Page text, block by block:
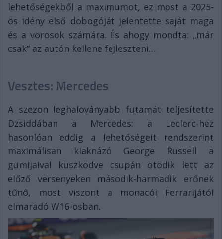
lehetőségekből a maximumot, ez most a 2025-
ös idény első dobogóját jelentette saját maga
és a vörösök számára. És ahogy mondta: „már
csak” az autón kellene fejleszteni…
Vesztes: Mercedes
A szezon leghaloványabb futamát teljesítette
Dzsiddában a Mercedes: a Leclerc-hez
hasonlóan eddig a lehetőségeit rendszerint
maximálisan kiaknázó George Russell a
gumijaival küszködve csupán ötödik lett az
előző versenyeken második-harmadik erőnek
tűnő, most viszont a monacói Ferrarijától
elmaradó W16-osban.